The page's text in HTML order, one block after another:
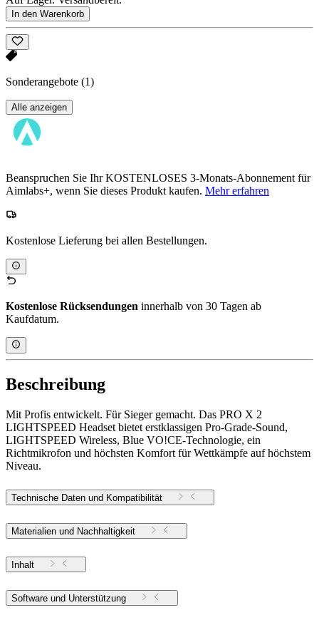
In den Warenkorb
Sonderangebote (1)
Alle anzeigen
Beanspruchen Sie Ihr KOSTENLOSES 3-Monats-Abonnement für
Aimlabs+, wenn Sie dieses Produkt kaufen. Mehr erfahren
Kostenlose Lieferung bei allen Bestellungen.
Kostenlose Rücksendungen innerhalb von 30 Tagen ab
Kaufdatum.
Beschreibung
Mit Profis entwickelt. Für Sieger gemacht. Das PRO X 2
LIGHTSPEED Headset bietet erstklassigen Pro-Grade-Sound,
LIGHTSPEED Wireless, Blue VO!CE-Technologie, ein
Richtmikrofon und höchsten Komfort für Wettkämpfe auf höchstem
Niveau.
Technische Daten und Kompatibilität
Materialien und Nachhaltigkeit
Inhalt
Software und Unterstützung